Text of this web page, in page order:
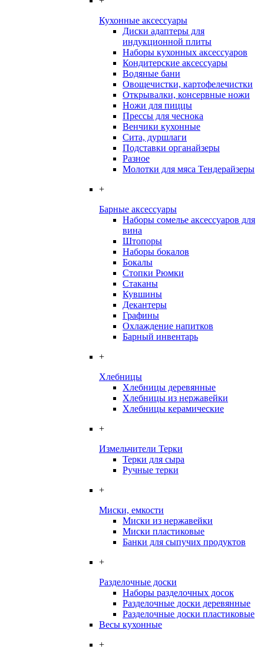
Кухонные аксессуары
Диски адаптеры для
индукционной плиты
Наборы кухонных аксессуаров
Кондитерские аксессуары
Водяные бани
Овощечистки, картофелечистки
Открывалки, консервные ножи
Ножи для пиццы
Прессы для чеснока
Венчики кухонные
Сита, дуршлаги
Подставки органайзеры
Разное
Молотки для мяса Тендерайзеры
+
Барные аксессуары
Наборы сомелье аксессуаров для
вина
Штопоры
Наборы бокалов
Бокалы
Стопки Рюмки
Стаканы
Кувшины
Декантеры
Графины
Охлаждение напитков
Барный инвентарь
+
Хлебницы
Хлебницы деревянные
Хлебницы из нержавейки
Хлебницы керамические
+
Измельчители Терки
Терки для сыра
Ручные терки
+
Миски, емкости
Миски из нержавейки
Миски пластиковые
Банки для сыпучих продуктов
+
Разделочные доски
Наборы разделочных досок
Разделочные доски деревянные
Разделочные доски пластиковые
Весы кухонные
+